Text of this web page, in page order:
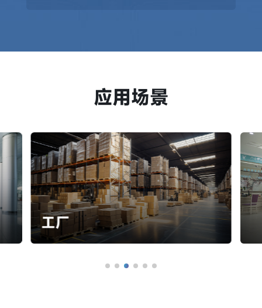
应用场景
工厂